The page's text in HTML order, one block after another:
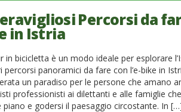
Percorsi da
in Istria
in bicicletta è un modo ideale per esplorare
percorsi panoramici da fare con l’e-bike in
un paradiso per le persone che amano
professionisti ai dilettanti e alle famiglie
piano e godersi il paesaggio circostante. In